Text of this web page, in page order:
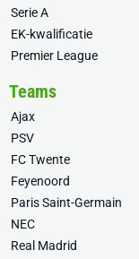
Serie A
EK-kwalificatie
Premier League
Teams
Ajax
PSV
FC Twente
Feyenoord
Paris Saint-Germain
NEC
Real Madrid